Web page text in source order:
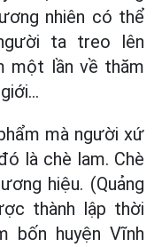
nhiên có thể
ta treo lên
một lần về thăm
mà người xứ
là chè lam. Chè
hiệu. (Quảng
thành lập thời
bốn huyện Vĩnh